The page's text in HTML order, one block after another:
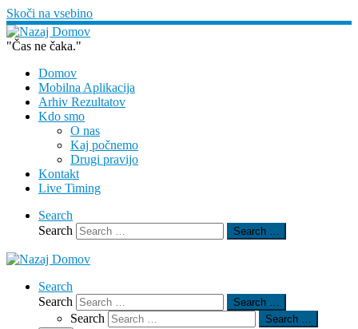
Skoči na vsebino
"Čas ne čaka."
Domov
Mobilna Aplikacija
Arhiv Rezultatov
Kdo smo
O nas
Kaj počnemo
Drugi pravijo
Kontakt
Live Timing
Search
Search
Search …
Search
Search
Search …
Search
Search …